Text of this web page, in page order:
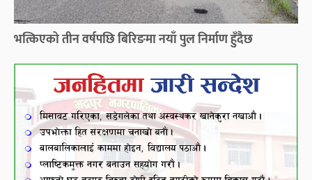
भत्किएको तीन वर्षपछि बिरिङमा नयाँ पुल निर्माण हुँदैछ